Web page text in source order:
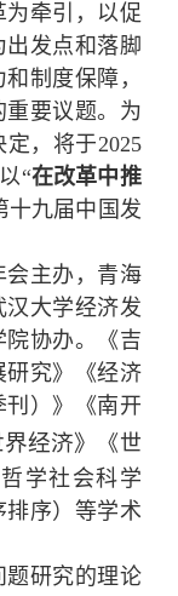
牵引，以促
发点和落脚
制度保障，
要议题。为
，将于2025
“在改革中推
十九届中国发
主办，青海
汉大学经济发
协办。《吉
研究》《经济
）》《南开
界经济》
《世
学社会科学
序）等学术
研究的理论